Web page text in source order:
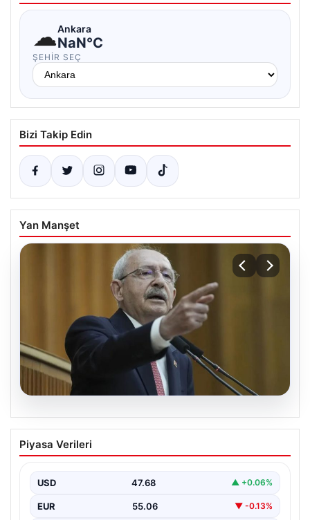
☁Ankara
NaN°C
ŞEHIR SEÇ
Bizi Takip Edin
Yan Manşet
04.08.2026
Açık Hava Mekanlarında Estetik ve
Günümüz dünyasında bahçe yaşam alanları, konutların
Yeşille uyumlu…
Piyasa Verileri